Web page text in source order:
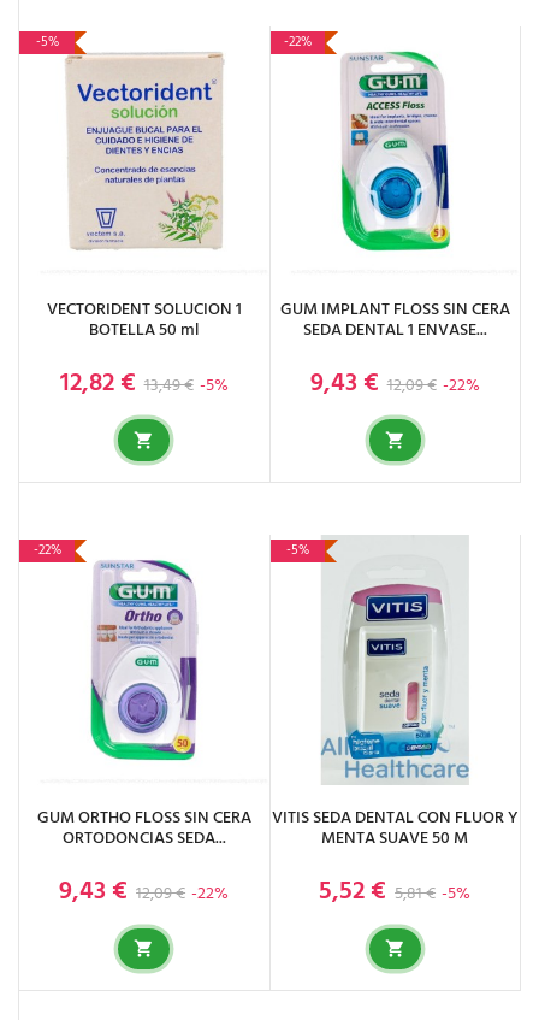
-5%
VECTORIDENT SOLUCION 1
BOTELLA 50 ml
Precio base
13,49 € -5%
Precio
12,82 €
-22%
GUM IMPLANT FLOSS SIN CERA
SEDA DENTAL 1 ENVASE...
Precio base
12,09 € -22%
Precio
9,43 €
-22%
GUM ORTHO FLOSS SIN CERA
ORTODONCIAS SEDA...
Precio base
12,09 € -22%
Precio
9,43 €
-5%
VITIS SEDA DENTAL CON FLUOR Y
MENTA SUAVE 50 M
Precio base
5,81 € -5%
Precio
5,52 €